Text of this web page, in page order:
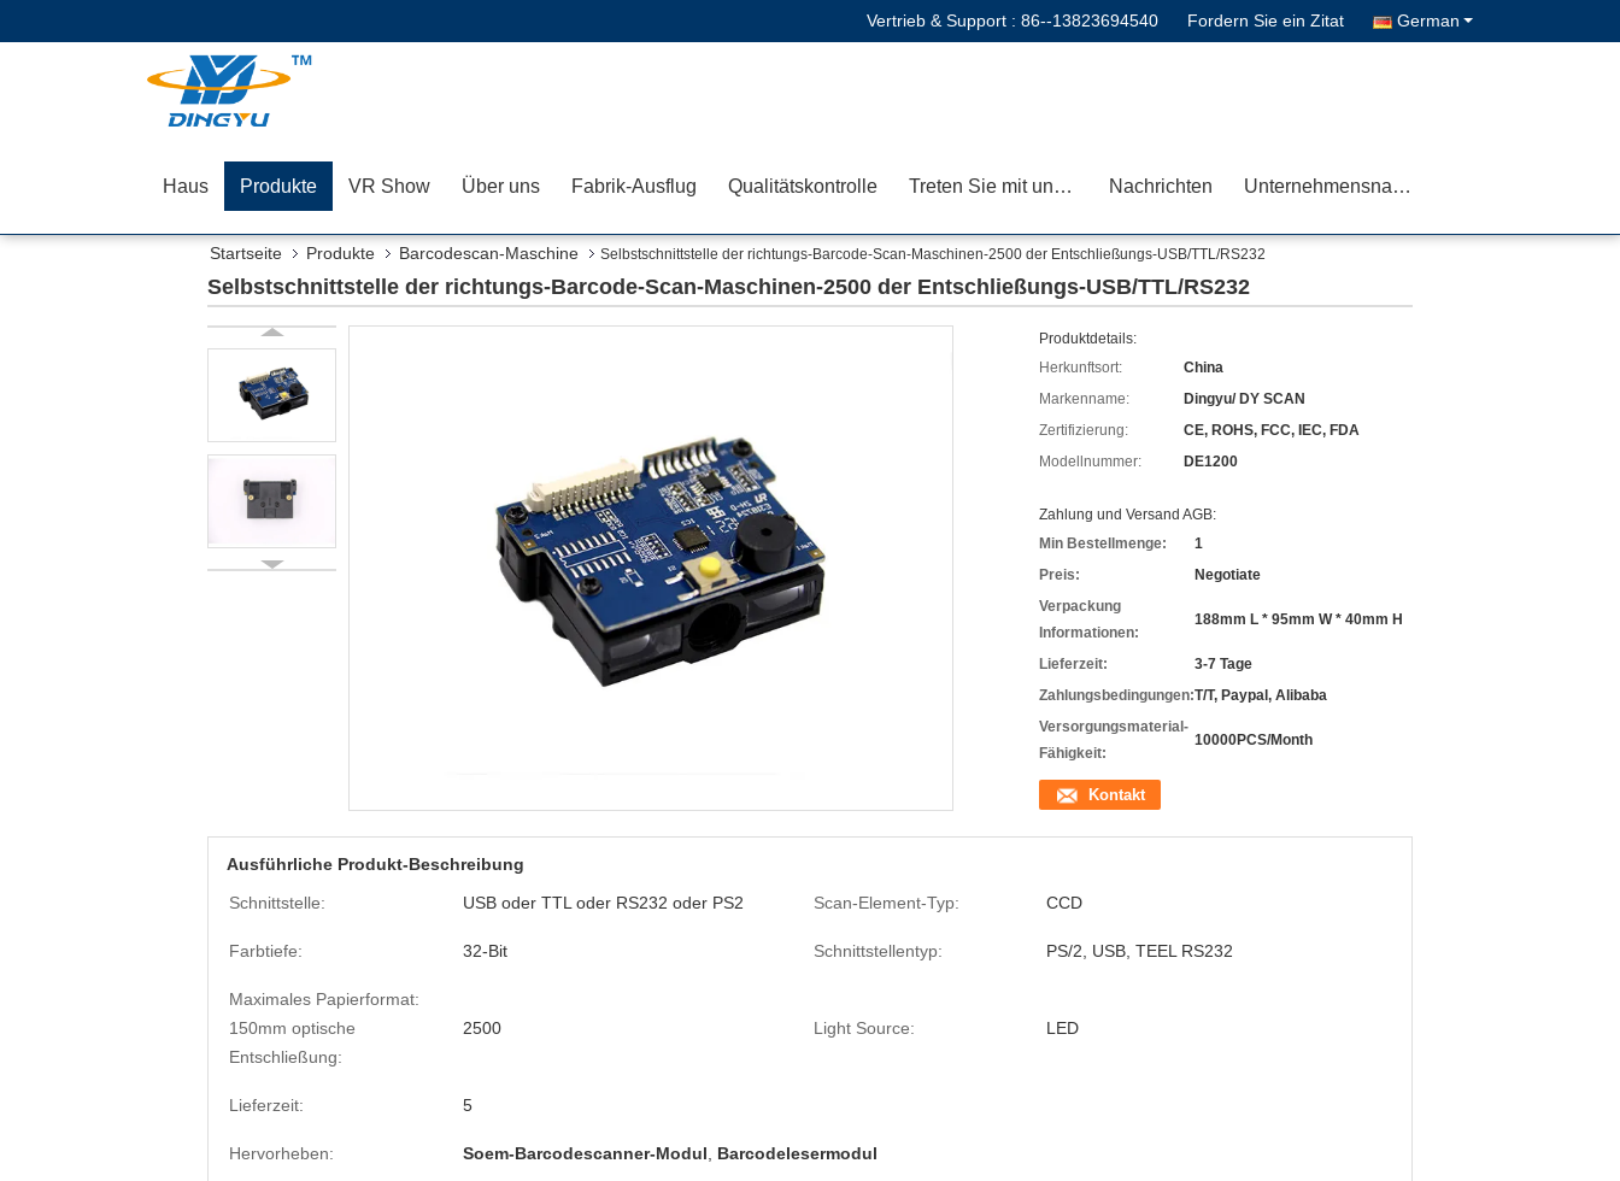
Vertrieb & Support : 86--13823694540 Fordern Sie ein Zitat German
Haus Produkte VR Show Über uns Fabrik-Ausflug Qualitätskontrolle Treten Sie mit uns in Verbindung Nachrichten Unternehmensnachrichten
Startseite Produkte Barcodescan-Maschine Selbstschnittstelle der richtungs-Barcode-Scan-Maschinen-2500 der Entschließungs-USB/TTL/RS232
Selbstschnittstelle der richtungs-Barcode-Scan-Maschinen-2500 der Entschließungs-USB/TTL/RS232
Produktdetails:
Herkunftsort:
China
Markenname:
Dingyu/ DY SCAN
Zertifizierung:
CE, ROHS, FCC, IEC, FDA
Modellnummer:
DE1200
Zahlung und Versand AGB:
Min Bestellmenge:
1
Preis:
Negotiate
Verpackung
Informationen:
188mm L * 95mm W * 40mm H
Lieferzeit:
3-7 Tage
Zahlungsbedingungen:T/T, Paypal, Alibaba
Versorgungsmaterial-
Fähigkeit:
10000PCS/Month
Kontakt
Ausführliche Produkt-Beschreibung
Schnittstelle:
USB oder TTL oder RS232 oder PS2 Scan-Element-Typ: CCD
Farbtiefe: 32-Bit Schnittstellentyp: PS/2, USB, TEEL RS232
Maximales Papierformat:
150mm optische
Entschließung:
2500 Light Source: LED
Lieferzeit: 5
Hervorheben: Soem-Barcodescanner-Modul
Barcodelesermodul